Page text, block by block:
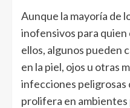
Aunque la mayoría de
inofensivos para
ellos, algunos pueden
en la piel, ojos u otras
infecciones peligrosas
prolifera en ambientes